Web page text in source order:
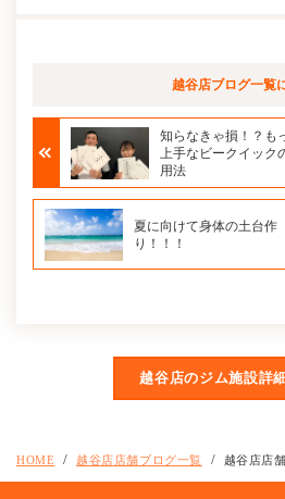
越谷店ブログ一覧
知らなきゃ損！？も
上手なビークイック
用法
夏に向けて身体の土台作
り！！！
越谷店のジム施設詳
HOME 越谷店店舗ブログ一覧 越谷店店